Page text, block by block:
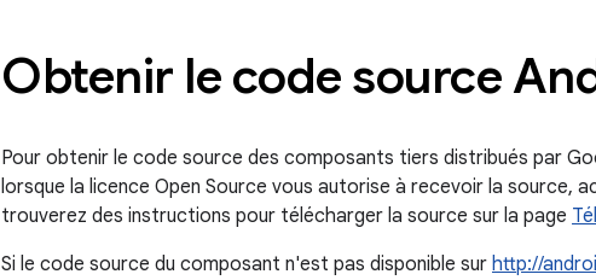
Obtenir le code source
Pour obtenir le code source des composants tiers distribués par
lorsque la licence Open Source vous autorise à recevoir la source,
trouverez des instructions pour télécharger la source sur la page
Si le code source du composant n'est pas disponible sur http://